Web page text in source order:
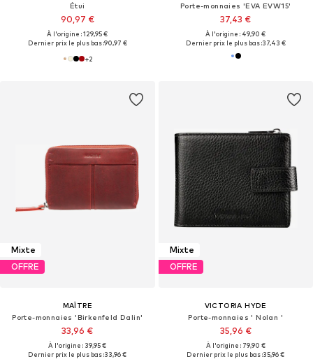
Étui
90,97 €
À l'origine : 129,95 €
Dernier prix le plus bas :90,97 €
+2
Porte-monnaies 'EVA EVW15'
37,43 €
À l'origine : 49,90 €
Dernier prix le plus bas :37,43 €
Mixte
OFFRE
MAÎTRE
Porte-monnaies 'Birkenfeld Dalin'
33,96 €
À l'origine : 39,95 €
Dernier prix le plus bas :33,96 €
Mixte
OFFRE
VICTORIA HYDE
Porte-monnaies ' Nolan '
35,96 €
À l'origine : 79,90 €
Dernier prix le plus bas :35,96 €